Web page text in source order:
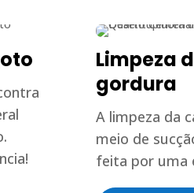
Limpeza
gordura
A limpeza da
meio de
feita por uma